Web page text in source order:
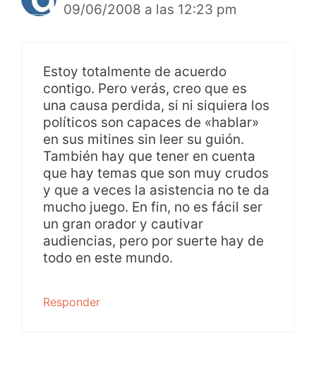
09/06/2008 a las 12:23 pm
Estoy totalmente de acuerdo
contigo. Pero verás, creo que es
una causa perdida, si ni siquiera los
políticos son capaces de «hablar»
en sus mitines sin leer su guión.
También hay que tener en cuenta
que hay temas que son muy crudos
y que a veces la asistencia no te da
mucho juego. En fin, no es fácil ser
un gran orador y cautivar
audiencias, pero por suerte hay de
todo en este mundo.
Responder